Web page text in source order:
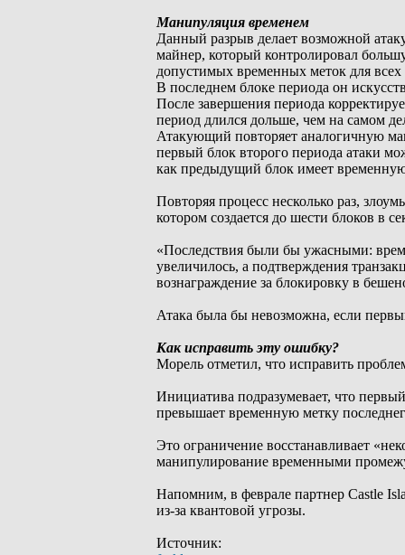
Манипуляция временем
Данный разрыв делает возможной
майнер, который контролировал
допустимых временных меток для
В последнем блоке периода он
После завершения периода
период длился дольше, чем на самом
Атакующий повторяет аналогичную
первый блок второго периода атаки
как предыдущий блок имеет
Повторяя процесс несколько раз,
котором создается до шести блоков в
«Последствия были бы ужасными:
увеличилось, а подтверждения
вознаграждение за блокировку в
Атака была бы невозможна, если
Как исправить эту ошибку?
Морель отметил, что исправить
Инициатива подразумевает, что
превышает временную метку
Это ограничение восстанавливает
манипулирование временными
Напомним, в феврале партнер Castle
из-за квантовой угрозы.
Источник: